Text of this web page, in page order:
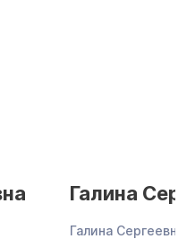
Галина
Галина Сергеевна